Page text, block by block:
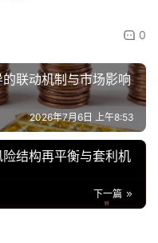
0
联动机制与市场影响
2026年7月6日 上午8:53
结构再平衡与套利机
下一篇